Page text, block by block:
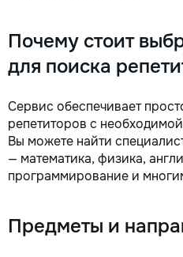
Почему стоит
для поиска
Сервис обеспечивает
репетиторов с
Вы можете найти
— математика, физика,
программирование и
Предметы и